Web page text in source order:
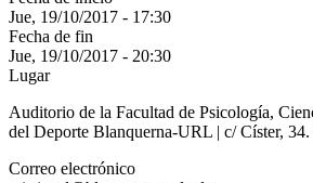
Jue, 19/10/2017 - 17:30
Fecha de fin
Jue, 19/10/2017 - 20:30
Lugar
Auditorio de la Facultad de Psicología,
del Deporte Blanquerna-URL | c/ Císter, 34.
Correo electrónico